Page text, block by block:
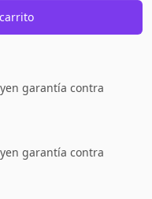
garantía contra
garantía contra